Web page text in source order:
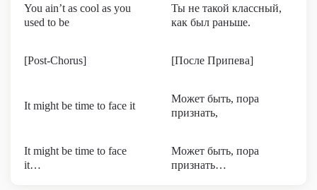
You ain’t as cool as you
used to be
Ты не такой классный,
как был раньше.
[Post-Chorus] [После Припева]
It might be time to face it
Может быть, пора
признать,
It might be time to face
it…
Может быть, пора
признать…